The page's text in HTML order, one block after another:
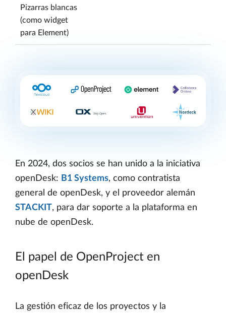
Pizarras blancas
(como widget
para Element)
En 2024, dos socios se han unido a la iniciativa
openDesk: B1 Systems, como contratista
general de openDesk, y el proveedor alemán
STACKIT , para dar soporte a la plataforma en
nube de openDesk.
El papel de OpenProject en
openDesk
La gestión eficaz de los proyectos y la